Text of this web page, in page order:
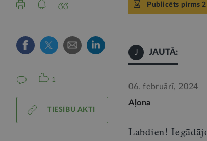
1
TIESĪBU AKTI
Publicēts pirms
J JAUTĀ:
06. februārī, 2024
Aļona
Labdien!